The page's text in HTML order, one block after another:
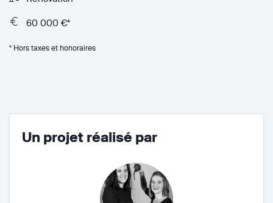
60 000 €*
* Hors taxes et honoraires
Un projet réalisé par